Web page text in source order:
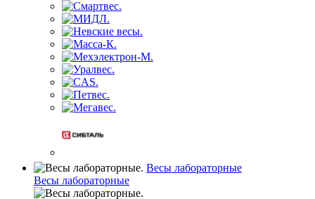
Весы лабораторные
Весы лабораторные